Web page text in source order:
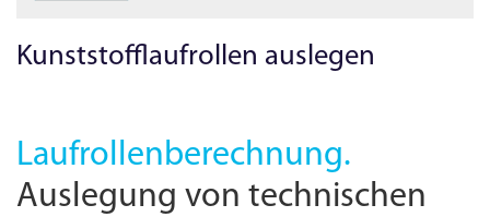
Kunststofflaufrollen auslegen
Laufrollenberechnung.
Auslegung von technischen